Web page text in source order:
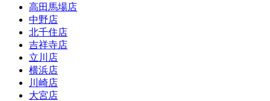
高田馬場店
中野店
北千住店
吉祥寺店
立川店
横浜店
川崎店
大宮店